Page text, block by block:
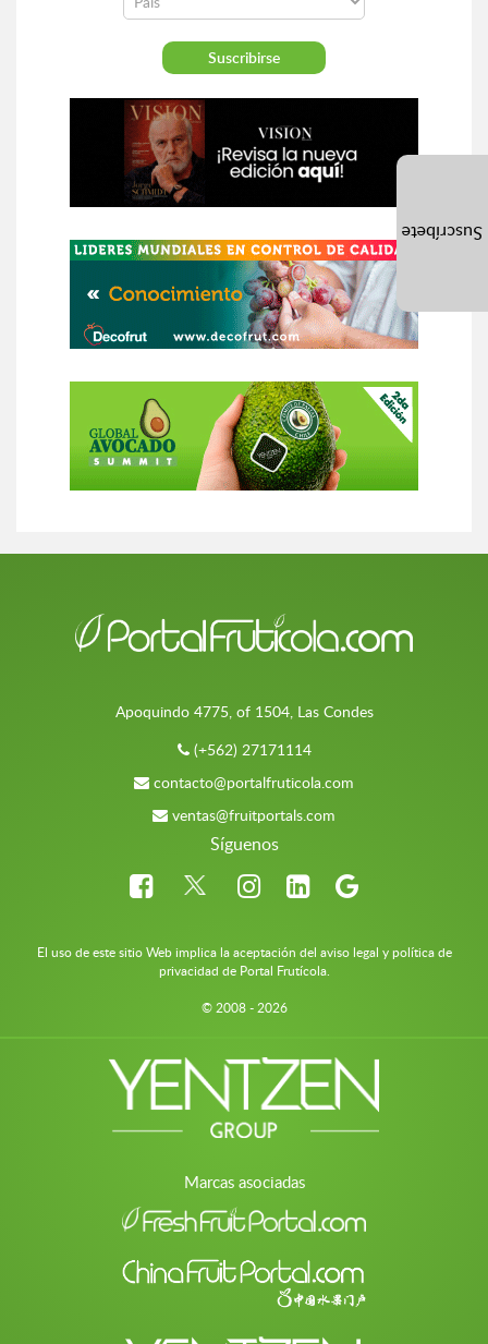
Apoquindo 4775, of 1504, Las Condes
(+562) 27171114
contacto@portalfruticola.com
ventas@fruitportals.com
Síguenos
El uso de este sitio Web implica la aceptación del aviso legal y política de
privacidad de Portal Frutícola.
© 2008 - 2026
Marcas asociadas
Suscríbete